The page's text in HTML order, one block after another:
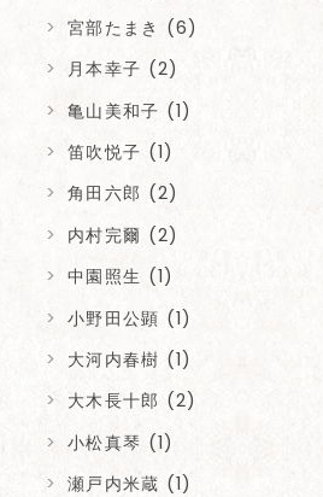
宮部たまき (6)
月本幸子 (2)
亀山美和子 (1)
笛吹悦子 (1)
角田六郎 (2)
内村完爾 (2)
中園照生 (1)
小野田公顕 (1)
大河内春樹 (1)
大木長十郎 (2)
小松真琴 (1)
瀬戸内米蔵 (1)